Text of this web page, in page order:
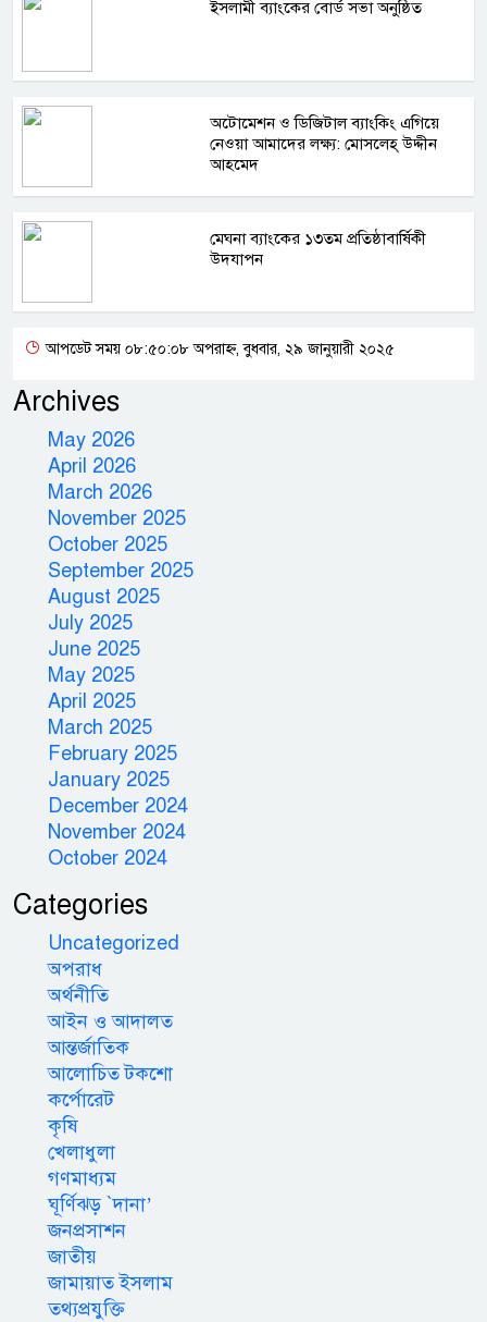
ইসলামী ব্যাংকের বোর্ড সভা অনুষ্ঠিত
অটোমেশন ও ডিজিটাল ব্যাংকিং এগিয়ে
নেওয়া আমাদের লক্ষ্য: মোসলেহ্‌ উদ্দীন
আহমেদ
মেঘনা ব্যাংকের ১৩তম প্রতিষ্ঠাবার্ষিকী
উদযাপন
আপডেট সময় ০৮:৫০:০৮ অপরাহ্ন, বুধবার, ২৯ জানুয়ারী ২০২৫
Archives
May 2026
April 2026
March 2026
November 2025
October 2025
September 2025
August 2025
July 2025
June 2025
May 2025
April 2025
March 2025
February 2025
January 2025
December 2024
November 2024
October 2024
Categories
Uncategorized
অপরাধ
অর্থনীতি
আইন ও আদালত
আন্তর্জাতিক
আলোচিত টকশো
কর্পোরেট
কৃষি
খেলাধুলা
গণমাধ্যম
ঘূর্ণিঝড় `দানা’
জনপ্রসাশন
জাতীয়
জামায়াত ইসলাম
তথ্যপ্রযুক্তি